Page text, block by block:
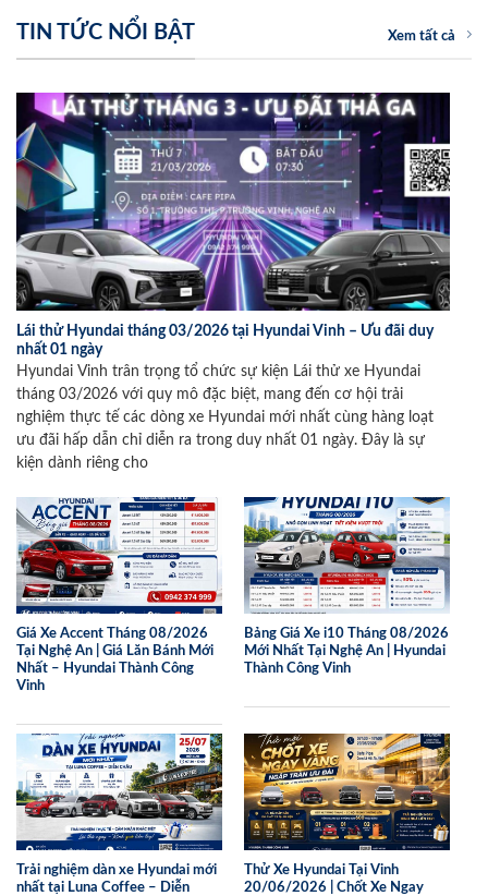
TIN TỨC NỔI BẬT Xem tất cả
Lái thử Hyundai tháng 03/2026 tại Hyundai Vinh – Ưu đãi duy
nhất 01 ngày
Hyundai Vinh trân trọng tổ chức sự kiện Lái thử xe Hyundai
tháng 03/2026 với quy mô đặc biệt, mang đến cơ hội trải
nghiệm thực tế các dòng xe Hyundai mới nhất cùng hàng loạt
ưu đãi hấp dẫn chỉ diễn ra trong duy nhất 01 ngày. Đây là sự
kiện dành riêng cho
Giá Xe Accent Tháng 08/2026
Tại Nghệ An | Giá Lăn Bánh Mới
Nhất – Hyundai Thành Công
Vinh
Bảng Giá Xe i10 Tháng 08/2026
Mới Nhất Tại Nghệ An | Hyundai
Thành Công Vinh
Trải nghiệm dàn xe Hyundai mới
nhất tại Luna Coffee – Diễn
Thử Xe Hyundai Tại Vinh
20/06/2026 | Chốt Xe Ngay